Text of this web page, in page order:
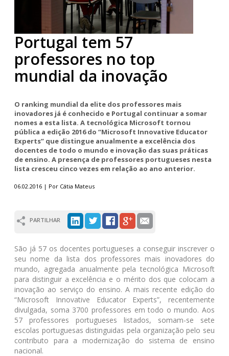
Portugal tem 57
professores no top
mundial da inovação
O ranking mundial da elite dos professores mais
inovadores já é conhecido e Portugal continuar a somar
nomes a esta lista. A tecnológica Microsoft tornou
pública a edição 2016 do “Microsoft Innovative Educator
Experts” que distingue anualmente a excelência dos
docentes de todo o mundo e inovação das suas práticas
de ensino. A presença de professores portugueses nesta
lista cresceu cinco vezes em relação ao ano anterior.
06.02.2016 | Por Cátia Mateus
PARTILHAR
São já 57 os docentes portugueses a conseguir inscrever o
seu nome da lista dos professores mais inovadores do
mundo, agregada anualmente pela tecnológica Microsoft
para distinguir a excelência e o mérito dos que colocam a
inovação ao serviço do ensino. A mais recente edição do
“Microsoft Innovative Educator Experts”, recentemente
divulgada, soma 3700 professores em todo o mundo. Aos
57 professores portugueses listados, somam-se sete
escolas portuguesas distinguidas pela organização pelo seu
contributo para a modernização do sistema de ensino
nacional.